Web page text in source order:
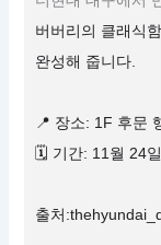
버버리의 클래식
완성해 줍니다.
📍 장소: 1F 후문
🗓 기간: 11월 24
출처